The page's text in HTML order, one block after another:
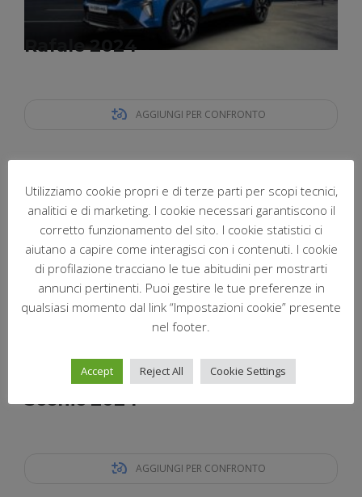
Rafale 2024
AGGIUNGI PER CONFRONTO
Scenic 2024
AGGIUNGI PER CONFRONTO
Utilizziamo cookie propri e di terze parti per scopi tecnici,
analitici e di marketing. I cookie necessari garantiscono il
corretto funzionamento del sito. I cookie statistici ci
aiutano a capire come interagisci con i contenuti. I cookie
di profilazione tracciano le tue abitudini per mostrarti
annunci pertinenti. Puoi gestire le tue preferenze in
qualsiasi momento dal link “Impostazioni cookie” presente
nel footer.
Accept Reject All Cookie Settings